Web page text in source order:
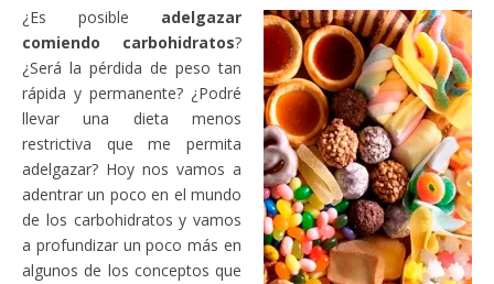
¿Es posible adelgazar
comiendo carbohidratos?
¿Será la pérdida de peso tan
rápida y permanente? ¿Podré
llevar una dieta menos
restrictiva que me permita
adelgazar? Hoy nos vamos a
adentrar un poco en el mundo
de los carbohidratos y vamos
a profundizar un poco más en
algunos de los conceptos que